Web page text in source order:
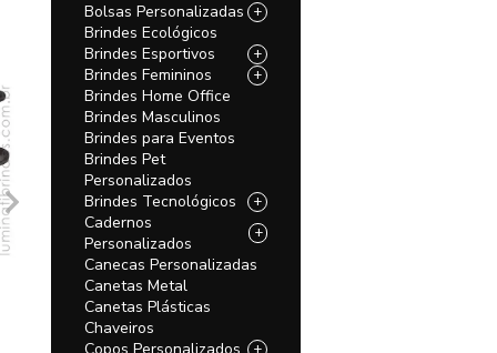
Bolsas Personalizadas +
Brindes Ecológicos
Brindes Esportivos
+
Brindes Femininos +
Brindes Home Office
Brindes Masculinos
Brindes para Eventos
Brindes Pet
Personalizados
Brindes Tecnológicos
+
Cadernos
Personalizados
+
Canecas Personalizadas
Canetas Metal
Canetas Plásticas
Chaveiros